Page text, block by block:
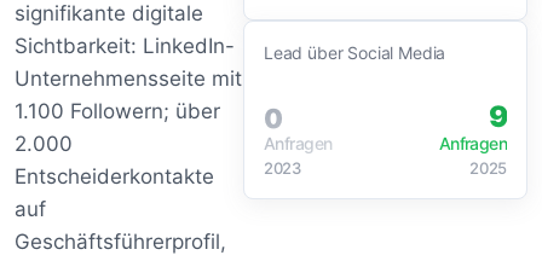
signifikante digitale
Sichtbarkeit: LinkedIn-
Unternehmensseite mit
1.100 Followern; über
2.000
Entscheiderkontakte
auf
Geschäftsführerprofil,
Lead über Social Media
0
Anfragen
2023
9
Anfragen
2025